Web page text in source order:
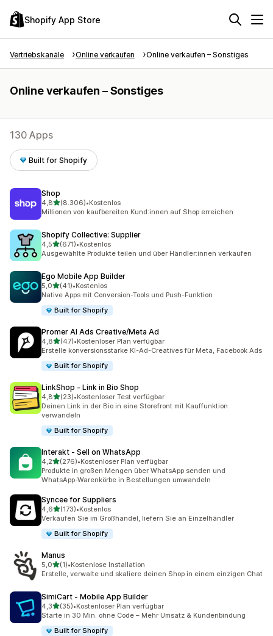
Shopify App Store
Vertriebskanäle Online verkaufen Online verkaufen – Sonstiges
Online verkaufen – Sonstiges
130 Apps
Built for Shopify
Shop
4,8von 5 Sternen
(8.306)
8306 Rezensionen insgesamt
•Kostenlos
Millionen von kaufbereiten Kund:innen auf Shop erreichen
Shopify Collective: Supplier
4,5von 5 Sternen
(671)
671 Rezensionen insgesamt
•Kostenlos
Ausgewählte Produkte teilen und über Händler:innen verkaufen
Ego Mobile App Builder
5,0von 5 Sternen
(41)
41 Rezensionen insgesamt
•Kostenlos
Native Apps mit Conversion-Tools und Push-Funktion
Built for Shopify
Promer AI Ads Creative/Meta Ad
4,8von 5 Sternen
(47)
47 Rezensionen insgesamt
•Kostenloser Plan verfügbar
Erstelle konversionsstarke KI-Ad-Creatives für Meta, Facebook Ads
Built for Shopify
LinkShop ‑ Link in Bio Shop
4,8von 5 Sternen
(23)
23 Rezensionen insgesamt
•Kostenloser Test verfügbar
Deinen Link in der Bio in eine Storefront mit Kauffunktion
verwandeln
Built for Shopify
Interakt ‑ Sell on WhatsApp
4,2von 5 Sternen
(276)
276 Rezensionen insgesamt
•Kostenloser Plan verfügbar
Produkte in großen Mengen über WhatsApp senden und
WhatsApp-Warenkörbe in Bestellungen umwandeln
Syncee for Suppliers
4,6von 5 Sternen
(173)
173 Rezensionen insgesamt
•Kostenlos
Verkaufen Sie im Großhandel, liefern Sie an Einzelhändler
Built for Shopify
Manus
5,0von 5 Sternen
(1)
1 Rezensionen insgesamt
•Kostenlose Installation
Erstelle, verwalte und skaliere deinen Shop in einem einzigen Chat
SimiCart ‑ Mobile App Builder
4,3von 5 Sternen
(35)
35 Rezensionen insgesamt
•Kostenloser Plan verfügbar
Starte in 30 Min. ohne Code – Mehr Umsatz & Kundenbindung
Built for Shopify